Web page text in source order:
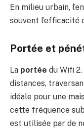
En milieu urbain,
souvent l’efficacité
Portée et
La portée du Wifi
distances,
idéale pour une
cette fréquence
est utilisée par de